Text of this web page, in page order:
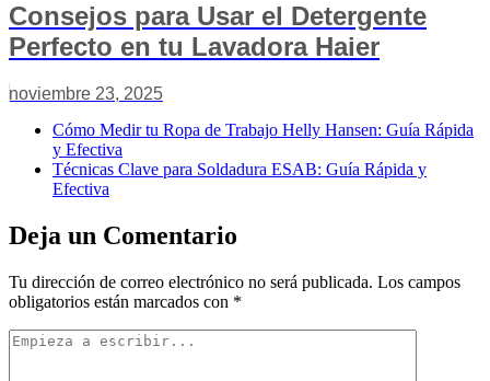
Consejos para Usar el Detergente
Perfecto en tu Lavadora Haier
noviembre 23, 2025
Cómo Medir tu Ropa de Trabajo Helly Hansen: Guía Rápida
y Efectiva
Técnicas Clave para Soldadura ESAB: Guía Rápida y
Efectiva
Deja un Comentario
Tu dirección de correo electrónico no será publicada. Los campos
obligatorios están marcados con *